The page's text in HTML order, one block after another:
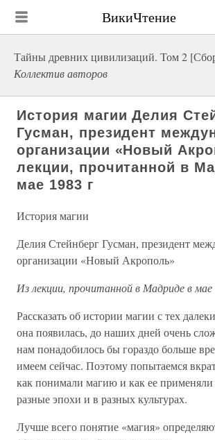
ВикиЧтение
Тайны древних цивилизаций. Том 2
Коллектив авторов
История магии Делия
Гусман, президент
организации «Новый
лекции, прочитанной в
мае 1983 г
История магии
Делия Стейнберг Гусман, президент
организации «Новый Акрополь»
Из лекции, прочитанной в Мадриде в мае
Рассказать об истории магии с тех
она появилась, до наших дней очень
нам понадобилось бы гораздо больше
имеем сейчас. Поэтому попытаемся
как понимали магию и как ее
разные эпохи и в разных культурах.
Лучше всего понятие «магия»